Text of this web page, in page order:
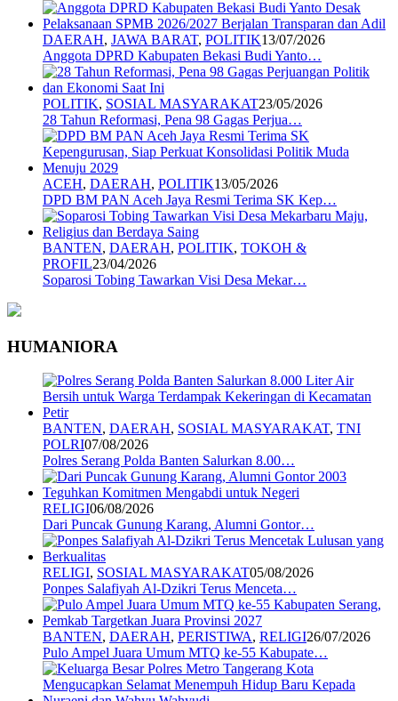
DAERAH, JAWA BARAT, POLITIK13/07/2026
Anggota DPRD Kabupaten Bekasi Budi Yanto…
POLITIK, SOSIAL MASYARAKAT23/05/2026
28 Tahun Reformasi, Pena 98 Gagas Perjua…
ACEH, DAERAH, POLITIK13/05/2026
DPD BM PAN Aceh Jaya Resmi Terima SK Kep…
BANTEN, DAERAH, POLITIK, TOKOH &
PROFIL23/04/2026
Soparosi Tobing Tawarkan Visi Desa Mekar…
HUMANIORA
BANTEN, DAERAH, SOSIAL MASYARAKAT, TNI
POLRI07/08/2026
Polres Serang Polda Banten Salurkan 8.00…
RELIGI06/08/2026
Dari Puncak Gunung Karang, Alumni Gontor…
RELIGI, SOSIAL MASYARAKAT05/08/2026
Ponpes Salafiyah Al-Dzikri Terus Menceta…
BANTEN, DAERAH, PERISTIWA, RELIGI26/07/2026
Pulo Ampel Juara Umum MTQ ke-55 Kabupate…